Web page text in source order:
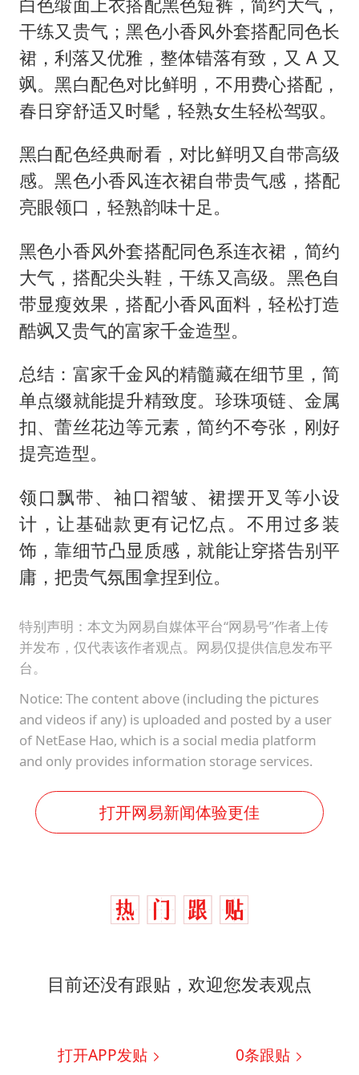
干练又贵气；黑色小香风外套搭配同色长
裙，利落又优雅，整体错落有致，又 A 又
飒。黑白配色对比鲜明，不用费心搭配，
春日穿舒适又时髦，轻熟女生轻松驾驭。
黑白配色经典耐看，对比鲜明又自带高级
感。黑色小香风连衣裙自带贵气感，搭配
亮眼领口，轻熟韵味十足。
黑色小香风外套搭配同色系连衣裙，简约
大气，搭配尖头鞋，干练又高级。黑色自
带显瘦效果，搭配小香风面料，轻松打造
酷飒又贵气的富家千金造型。
总结：富家千金风的精髓藏在细节里，简
单点缀就能提升精致度。珍珠项链、金属
扣、蕾丝花边等元素，简约不夸张，刚好
提亮造型。
领口飘带、袖口褶皱、裙摆开叉等小设
计，让基础款更有记忆点。不用过多装
饰，靠细节凸显质感，就能让穿搭告别平
庸，把贵气氛围拿捏到位。
特别声明：本文为网易自媒体平台“网易号”作者上传
并发布，仅代表该作者观点。网易仅提供信息发布平
台。
Notice: The content above (including the pictures
and videos if any) is uploaded and posted by a user
of NetEase Hao, which is a social media platform
and only provides information storage services.
打开网易新闻体验更佳
目前还没有跟贴，欢迎您发表观点
打开APP发贴 0条跟贴